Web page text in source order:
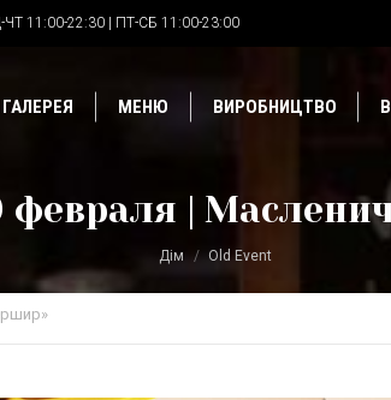
ЧТ 11:00-22:30 | ПТ-СБ 11:00-23:00
ГАЛЕРЕЯ МЕНЮ ВИРОБНИЦТВО
февраля |
Дім Old Event